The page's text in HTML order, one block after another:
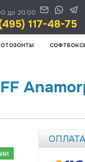
до 20:00
117-48-75
ОПЛАТА